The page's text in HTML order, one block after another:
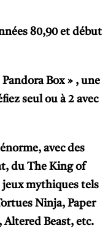
80,90 et début
Box » , une
seul ou à 2 avec
avec des
du The King of
jeux mythiques tels
Ninja, Paper
Altered Beast, etc.